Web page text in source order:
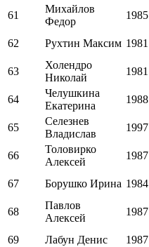
61
Михайлов
Федор
1985
62 Рухтин Максим 1981
63
Холендро
Николай
1981
64
Челушкина
Екатерина
1988
65
Селезнев
Владислав
1997
66
Толовирко
Алексей
1987
67 Борушко Ирина 1984
68
Павлов
Алексей
1987
69 Лабун Денис 1987